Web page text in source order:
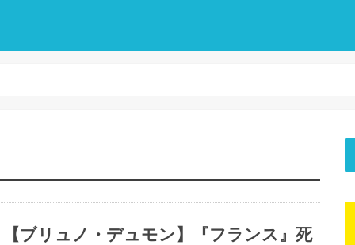
【ブリュノ・デュモン】『フランス』死